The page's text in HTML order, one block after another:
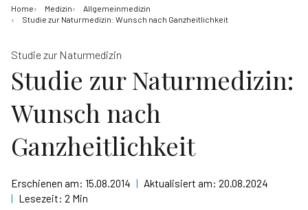
Home Medizin
Allgemeinmedizin
Studie zur Naturmedizin: Wunsch nach Ganzheitlichkeit
Studie zur Naturmedizin
Studie zur Naturmedizin:
Wunsch nach
Ganzheitlichkeit
Erschienen am: 15.08.2014 | Aktualisiert am: 20.08.2024
| Lesezeit: 2 Min